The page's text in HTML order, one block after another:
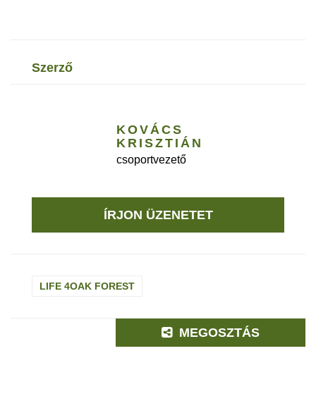
szerző
KOVÁCS
KRISZTIÁN
csoportvezető
ÍRJON ÜZENETET
LIFE 4OAK FOREST
MEGOSZTÁS